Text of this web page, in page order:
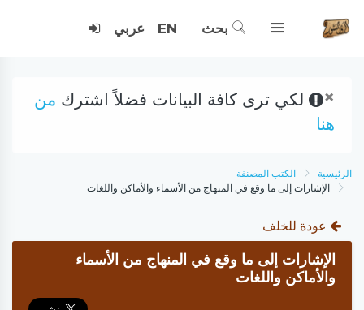
بحث EN عربي
× لكي ترى كافة البيانات فضلاً اشترك من
هنا
الرئيسية
الكتب المصنفة
الإشارات إلى ما وقع في المنهاج من الأسماء والأماكن واللغات
عودة للخلف
الإشارات إلى ما وقع في المنهاج من الأسماء
والأماكن واللغات